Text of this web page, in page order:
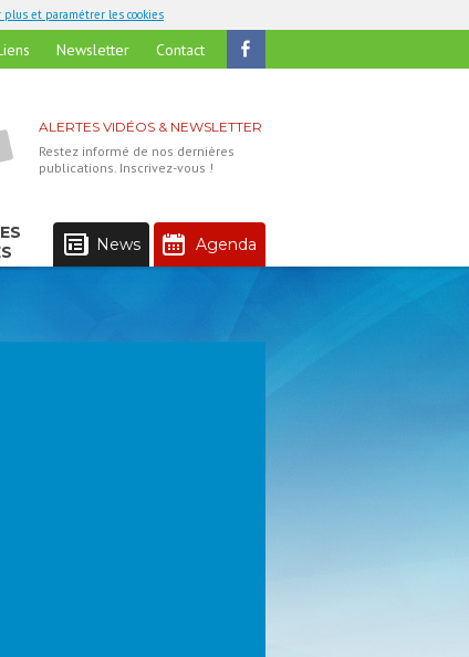
plus et paramétrer les cookies
Newsletter Contact
ALERTES VIDÉOS & NEWSLETTER
Restez informé de nos dernières
publications. Inscrivez-vous !
News Agenda